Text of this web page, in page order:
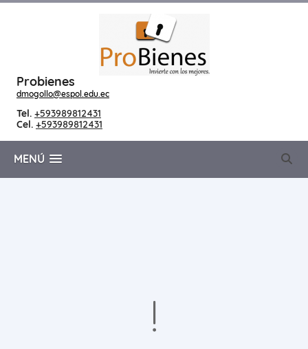
Probienes
dmogollo@espol.edu.ec
Tel. +593989812431
Cel. +593989812431
MENÚ